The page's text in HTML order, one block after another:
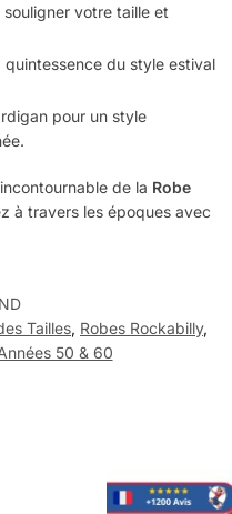
votre taille et
quintessence du style estival
pour un style
de la Robe
à travers les époques avec
ND
Tailles, Robes Rockabilly,
50 & 60